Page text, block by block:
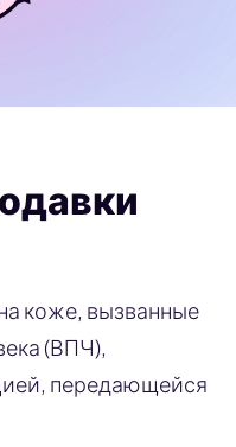
коже, вызванные
(ВПЧ),
передающейся